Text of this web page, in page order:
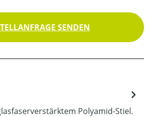
SENDEN
Polyamid-Stiel.